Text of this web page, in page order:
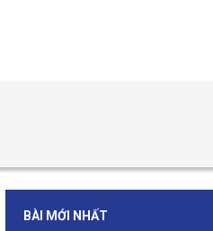
BÀI MỚI NHẤT